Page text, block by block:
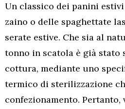
Un classico dei panini
zaino o delle spaghettate
serate estive. Che sia al
tonno in scatola è già stato
cottura, mediante uno
termico di sterilizzazione
confezionamento.